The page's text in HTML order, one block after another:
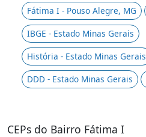
Fátima I - Pouso Alegre, MG
IBGE - Estado Minas Gerais
História - Estado Minas Gerais
DDD - Estado Minas Gerais
CEPs do Bairro Fátima I